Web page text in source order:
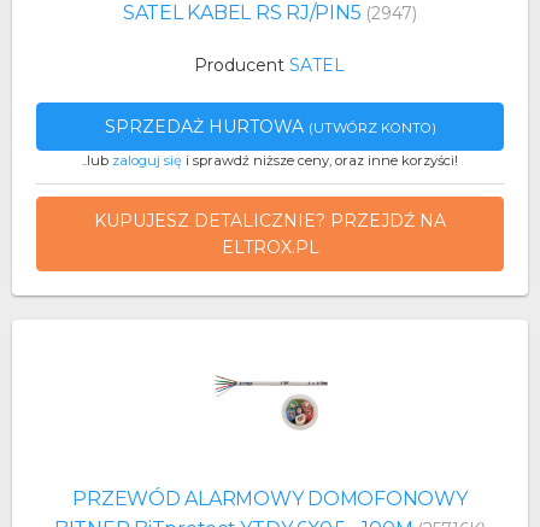
SATEL KABEL RS RJ/PIN5 (2947)
ProducentSATEL
SPRZEDAŻ HURTOWA (UTWÓRZ KONTO)
..lub zaloguj się i sprawdź niższe ceny, oraz inne korzyści!
KUPUJESZ DETALICZNIE? PRZEJDŹ NA
ELTROX.PL
PRZEWÓD ALARMOWY DOMOFONOWY